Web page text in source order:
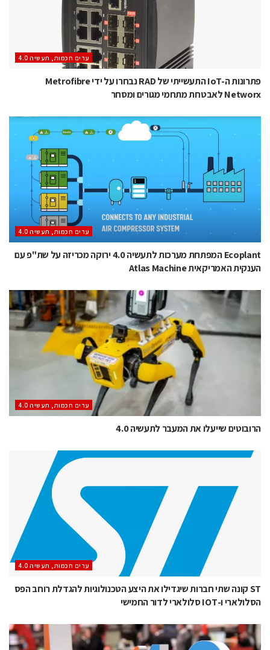
ערים חכמות, תעשיה 4.0
פתרונות ה-IoT התעשייתי של RAD נבחרו על ידי Metrofibre
Networx לאבטחת מתחמי מגורים ומסחר
ערים חכמות, תעשיה 4.0
Ecoplant המפתחת מערכות לתעשיה 4.0 ירוקה מכריזה על שת"פ עם
הענקית האמריקאית Atlas Machine
ערים חכמות, תעשיה 4.0
הרובוטים שייעלו את המעבר לתעשיה 4.0
ערים חכמות, תעשיה 4.0
ST קונה שתי חברות שיגדילו את היצע הטכנולוגיות להגדלת רוחב הפס
הסלולארי ו-IOT סלולארי לדור החמישי